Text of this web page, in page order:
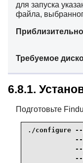
для запуска
файла,
Требуемое
6.8.1.
Подготовьте
./configure